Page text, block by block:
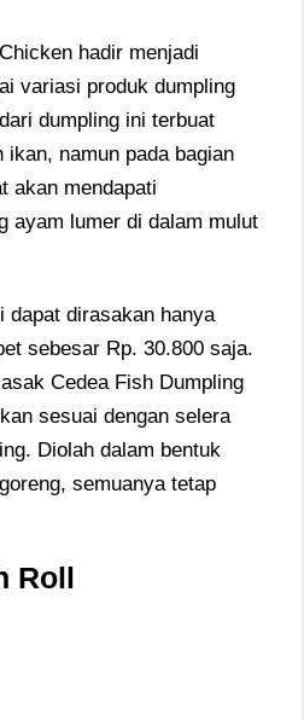
hadir menjadi
variasi produk dumpling
dumpling ini terbuat
namun pada bagian
akan mendapati
ayam lumer di dalam mulut
dapat dirasakan hanya
sebesar Rp. 30.800 saja.
Cedea Fish Dumpling
sesuai dengan selera
Diolah dalam bentuk
semuanya tetap
Roll